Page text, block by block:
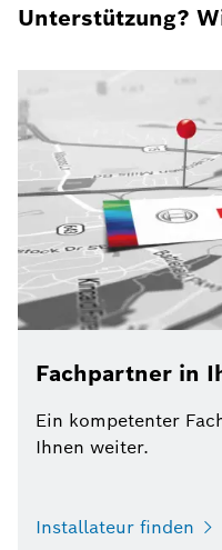
Unterstützung?
Fachpartner in
Ein kompetenter
Ihnen weiter.
Installateur finden